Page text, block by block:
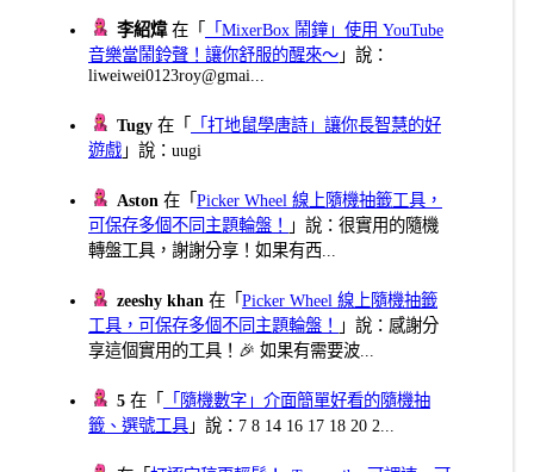
李紹煒在「
「MixerBox 鬧鐘」使用 YouTube
音樂當鬧鈴聲！讓你舒服的醒來～ 」說：
liweiwei0123roy@gmai...
Tugy 在「
「打地鼠學唐詩」讓你長智慧的好
遊戲 」說：uugi
Aston 在「Picker Wheel 線上隨機抽籤工具，
可保存多個不同主題輪盤！
」說：很實用的隨機
轉盤工具，謝謝分享！如果有西...
zeeshy khan 在「Picker Wheel 線上隨機抽籤
工具，可保存多個不同主題輪盤！
」說：感謝分
享這個實用的工具！🎉 如果有需要波...
5 在「
「隨機數字」介面簡單好看的隨機抽
籤、選號工具 」說：7 8 14 16 17 18 20 2...